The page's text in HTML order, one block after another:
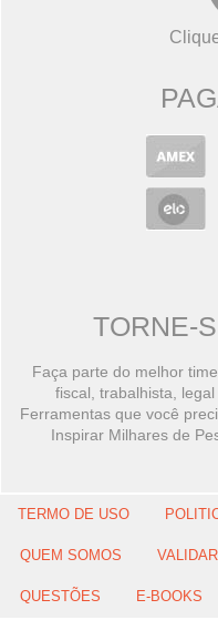
TORNE-
Faça parte do melhor
fiscal, trabalhista,
Ferramentas que você
Inspirar Milhares de
TERMO DE USO
QUEM SOMOS
QUESTÕES E-BOOKS